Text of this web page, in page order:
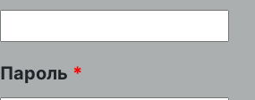
Пароль *